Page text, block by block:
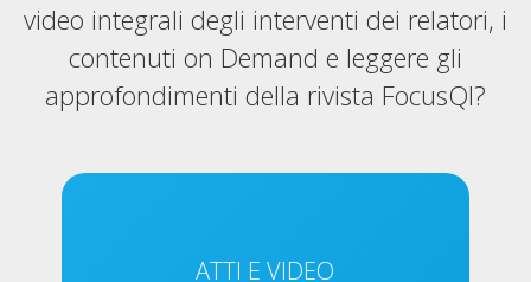
video integrali degli interventi dei relatori, i
contenuti on Demand e leggere gli
approfondimenti della rivista FocusQI?
ATTI E VIDEO